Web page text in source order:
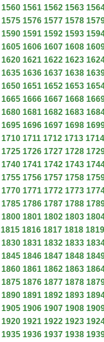
1560 1561 1562 1563
1575 1576 1577 1578
1590 1591 1592 1593
1605 1606 1607 1608
1620 1621 1622 1623
1635 1636 1637 1638
1650 1651 1652 1653
1665 1666 1667 1668
1680 1681 1682 1683
1695 1696 1697 1698
1710 1711 1712 1713 1714
1725 1726 1727 1728
1740 1741 1742 1743
1755 1756 1757 1758
1770 1771 1772 1773
1785 1786 1787 1788
1800 1801 1802 1803
1815 1816 1817 1818 1819
1830 1831 1832 1833
1845 1846 1847 1848
1860 1861 1862 1863
1875 1876 1877 1878
1890 1891 1892 1893
1905 1906 1907 1908
1920 1921 1922 1923
1935 1936 1937 1938